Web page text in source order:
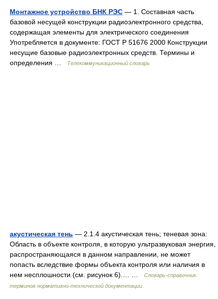
Монтажное устройство БНК РЭС — 1. Составная часть
базовой несущей конструкции радиоэлектронного средства,
содержащая элементы для электрического соединения
Употребляется в документе: ГОСТ Р 51676 2000 Конструкции
несущие базовые радиоэлектронных средств. Термины и
определения …
Телекоммуникационный словарь
акустическая тень — 2.1.4 акустическая тень; теневая зона:
Область в объекте контроля, в которую ультразвуковая энергия,
распространяющаяся в данном направлении, не может
попасть вследствие формы объекта контроля или наличия в
нем несплошности (см. рисунок 6).… …
Словарь-справочник
терминов нормативно-технической документации